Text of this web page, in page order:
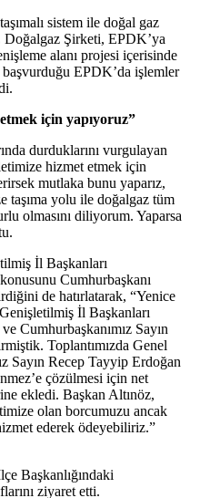
sistem ile doğal gaz
Şirketi, EPDK’ya
alanı projesi içerisinde
EPDK’da işlemler
için yapıyoruz”
durduklarını vurgulayan
hizmet etmek için
mutlaka bunu yaparız,
taşıma yolu ile doğalgaz tüm
olmasını diliyorum. Yaparsa
İl Başkanları
Cumhurbaşkanı
de hatırlatarak, “Yenice
İl Başkanları
Cumhurbaşkanımız Sayın
Toplantımızda Genel
Sayın Recep Tayyip Erdoğan
çözülmesi için net
ekledi. Başkan Altınöz,
olan borcumuzu ancak
ederek ödeyebiliriz.”
Başkanlığındaki
ziyaret etti.